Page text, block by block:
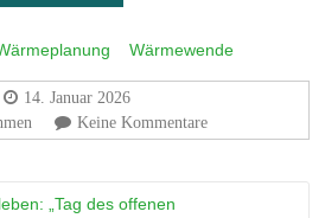
Wärmewende
14. Januar 2026
Keine Kommentare
„Tag des offenen